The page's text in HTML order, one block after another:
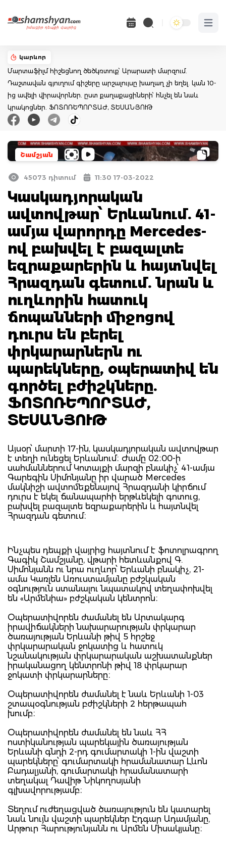
Open
կարևոր
Մարտաֆիլմ հիշեցնող ծեծկռտուք՝ Արարատի մարզում.
Դաշտավան գյուղում գիշերը արշալույսը խաղաղ չի եղել. կան 10-
ից ավելի վիրավորներ. ըստ քաղաքացիների՝ հնչել են նաև
կրակոցներ. ՖՈՏՈՌԵՊՈՐՏԱԺ, ՏԵՍԱՆՅՈՒԹ
Շամշյան
45073 դիտում 11:30 17-03-2022
Կասկադյորական
ավտովթար՝ Երևանում. 41-
ամյա վարորդը Mercedes-
ով բախվել է բազալտե
եզրաքարերին և հայտնվել
Հրազդան գետում. նրան և
ուղևորին հատուկ
ճոպանների միջոցով
դուրս են բերել
փրկարարներն ու
պարեկները, օպերատիվ են
գործել բժիշկները.
ՖՈՏՈՌԵՊՈՐՏԱԺ,
ՏԵՍԱՆՅՈՒԹ
Այսօր՝ մարտի 17-ին, կասկադյորական ավտովթար
է տեղի ունեցել Երևանում։ Ժամը 02։00-ի
սահմաններում Կոտայքի մարզի բնակիչ՝ 41-ամյա
Գարեգին Սիմոնյանը իր վարած Mercedes
մակնիշի ավտոմեքենայով Հրազդանի կիրճում
դուրս է եկել ճանապարհի երթևեկելի գոտուց,
բախվել բազալտե եզրաքարերին և հայտնվել
Հրազդան գետում։
Ինչպես դեպքի վայրից հայտնում է ֆոտոլրագրող
Գագիկ Շամշյանը, վթարի հետևանքով Գ.
Սիմոնյանն ու նրա ուղևոր՝ Երևանի բնակիչ, 21-
ամա Կառլեն Առուստամյանը բժշկական
օգնություն ստանալու նպատակով տեղափոխվել
են «Արմենիա» բժշկական կենտրոն։
Օպերատիվորեն ժամանել են Արտակարգ
իրավիճակների նախարարության փրկարար
ծառայության Երևանի թիվ 5 հրշեջ
փրկարարական ջոկատից և հատուկ
նշանակության փրկարարական աշխատանքներ
իրականացող կենտրոնի թիվ 18 փրկարար
ջոկատի փրկարարները։
Օպերատիվորեն ժամանել է նաև Երևանի 1-03
շտապօգնության բժիշկների 2 հերթապահ
խումբ։
Օպերատիվորեն ժամանել են նաև ՀՀ
ոստիկանության պարեկային ծառայության
Երևանի գնդի 2-րդ գումարտակի 1-ին վաշտի
պարեկները՝ գումարտակի հրամանատար Լևոն
Բադալյանի, գումարտակի հրամանատարի
տեղակալ Դավիթ Նիկողոսյանի
գլխավորությամբ։
Տեղում ուժեղացված ծառայություն են կատարել
նաև նույն վաշտի պարեկներ Էդգար Ադամյանը,
Արթուր Հարությունյանն ու Արմեն Միսակյանը։